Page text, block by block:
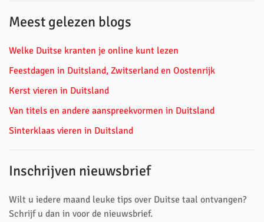
Meest gelezen blogs
Welke Duitse kranten je online kunt lezen
Feestdagen in Duitsland, Zwitserland en Oostenrijk
Kerst vieren in Duitsland
Van titels en andere aanspreekvormen in Duitsland
Sinterklaas vieren in Duitsland
Inschrijven nieuwsbrief
Wilt u iedere maand leuke tips over Duitse taal ontvangen?
Schrijf u dan in voor de nieuwsbrief.